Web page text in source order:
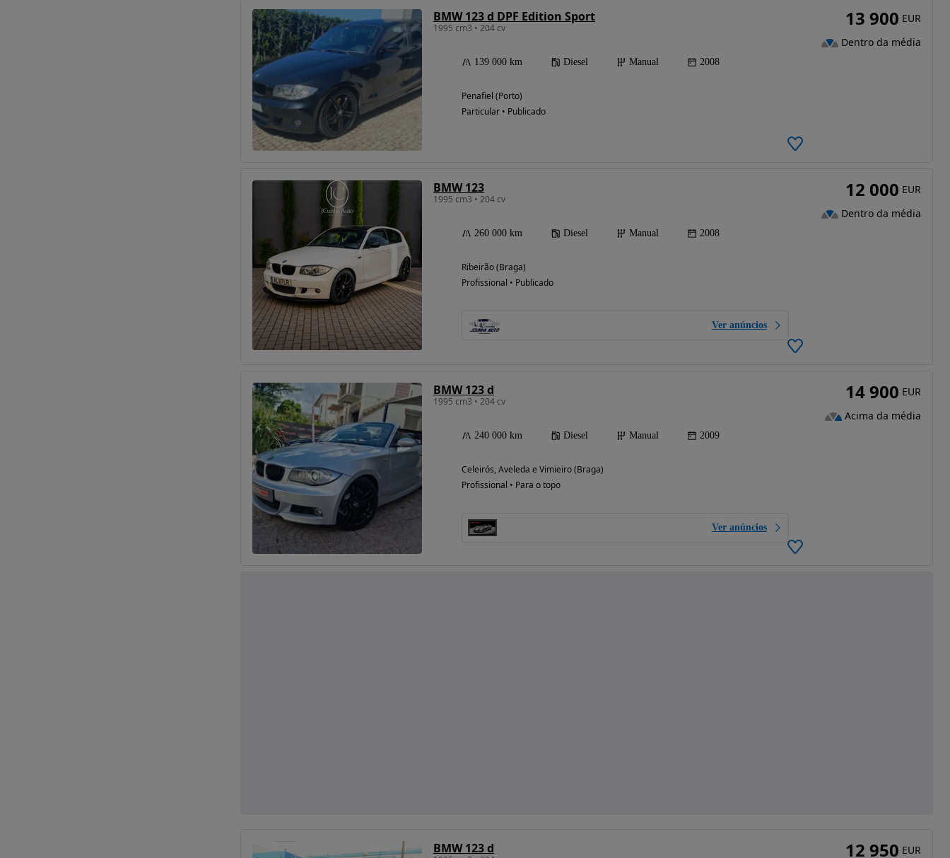
BMW 123 d DPF Edition Sport
1995 cm3 • 204 cv
139 000 km Diesel Manual 2008
Penafiel (Porto)
Particular • Publicado
13 900 EUR
Dentro da média
BMW 123
1995 cm3 • 204 cv
260 000 km Diesel Manual 2008
Ribeirão (Braga)
Profissional • Publicado
Ver anúncios
12 000 EUR
Dentro da média
BMW 123 d
1995 cm3 • 204 cv
240 000 km Diesel Manual 2009
Celeirós, Aveleda e Vimieiro (Braga)
Profissional • Para o topo
Ver anúncios
14 900 EUR
Acima da média
BMW 123 d 12 950 EUR